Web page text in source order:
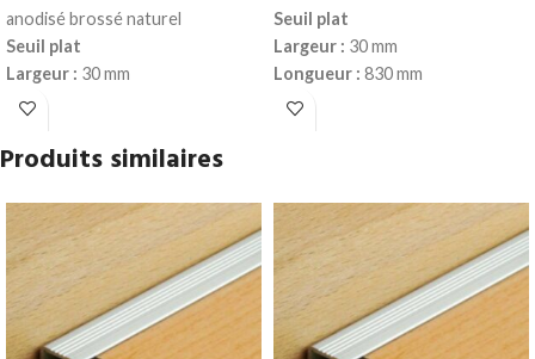
anodisé brossé naturel
Seuil plat
Largeur : 30 mm
Longueur :
Se colle
Prix TTC à la longueur :
12.00 €
Disponible en longueur de 2.70 m
Seuil plat
Largeur : 30 mm
Longueur : 830 mm
Matière
Prix TTC à la longueur :
13.90 €
Produits similaires